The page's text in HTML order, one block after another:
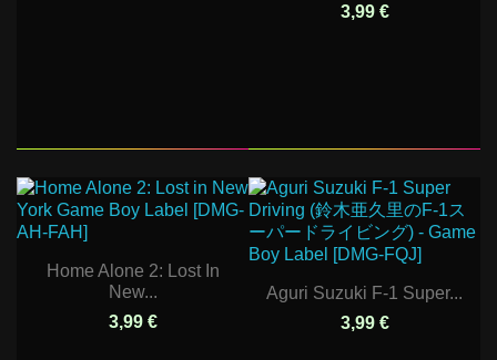
3,99 €
Home Alone 2: Lost In
New...
3,99 €
Aguri Suzuki F-1 Super...
3,99 €